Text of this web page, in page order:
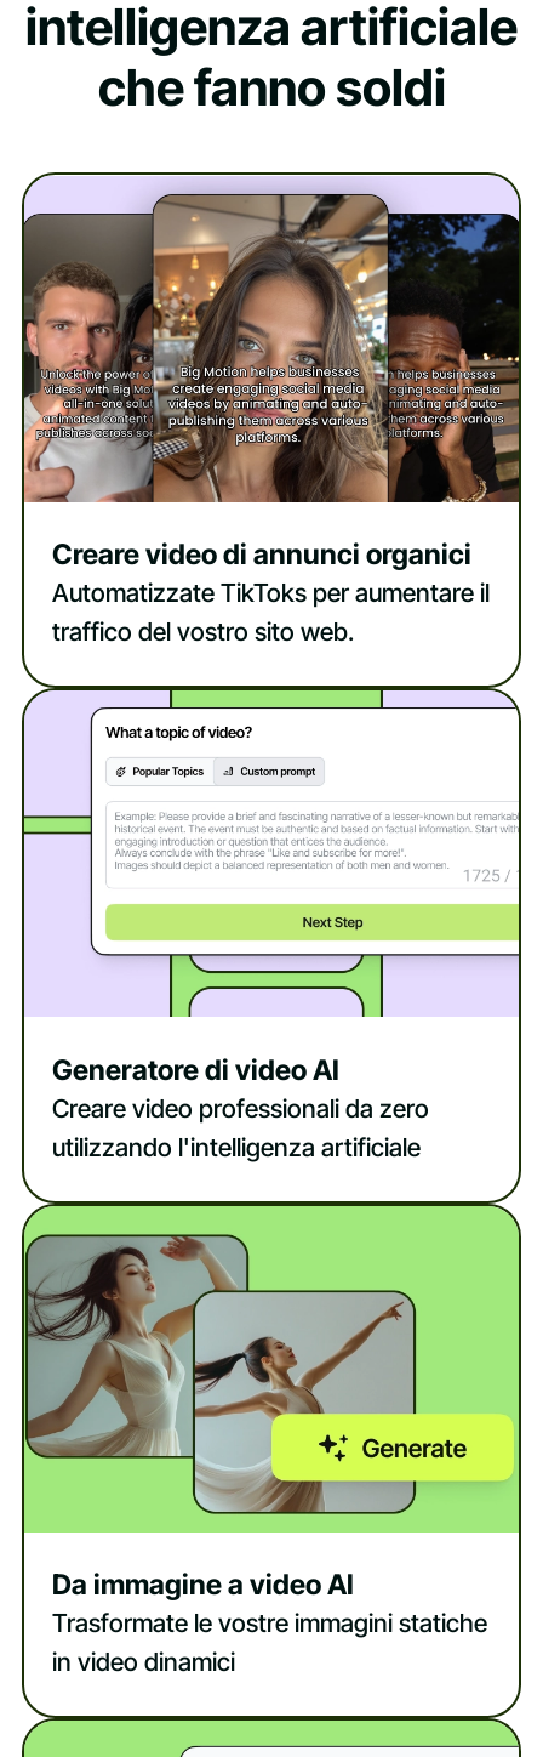
intelligenza artificiale
che fanno soldi
Creare video di annunci organici
Automatizzate TikToks per aumentare il
traffico del vostro sito web.
Generatore di video AI
Creare video professionali da zero
utilizzando l'intelligenza artificiale
Da immagine a video AI
Trasformate le vostre immagini statiche
in video dinamici